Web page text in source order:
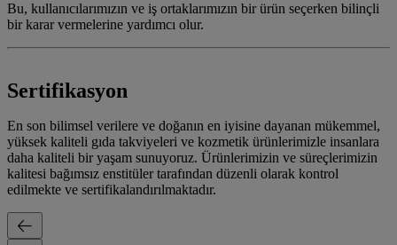
Bu, kullanıcılarımızın ve iş ortaklarımızın bir ürün seçerken bilinçli
bir karar vermelerine yardımcı olur.
Sertifikasyon
En son bilimsel verilere ve doğanın en iyisine dayanan mükemmel,
yüksek kaliteli gıda takviyeleri ve kozmetik ürünlerimizle insanlara
daha kaliteli bir yaşam sunuyoruz. Ürünlerimizin ve süreçlerimizin
kalitesi bağımsız enstitüler tarafından düzenli olarak kontrol
edilmekte ve sertifikalandırılmaktadır.